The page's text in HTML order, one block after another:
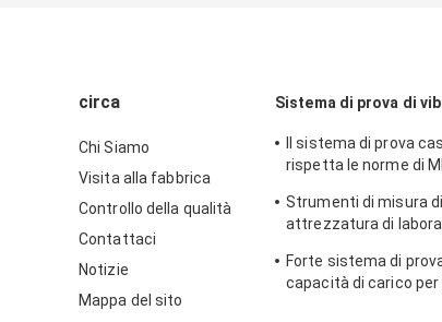
circa
Chi Siamo
Visita alla fabbrica
Controllo della qualità
Contattaci
Notizie
Mappa del sito
Sistema di prova di
Il sistema di prova
rispetta le norme di
Strumenti di misura
attrezzatura di
Forte sistema di
capacità di carico per